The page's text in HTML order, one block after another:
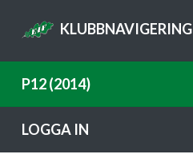
KLUBBNAVIGERING
P12 (2014)
LOGGA IN